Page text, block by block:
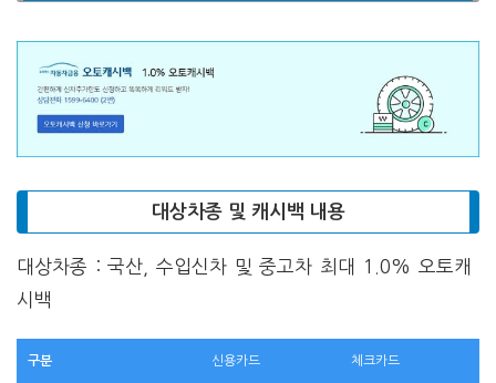
대상차종 및 캐시백 내용
대상차종 : 국산, 수입신차 및 중고차 최대 1.0% 오토캐
시백
구분 신용카드 체크카드